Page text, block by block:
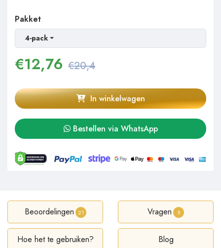
Pakket
4-pack
€12,76 €20,4
In winkelwagen
Bestellen via WhatsApp
Beoordelingen 21 Vragen 5
Hoe het te gebruiken? Blog